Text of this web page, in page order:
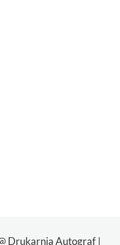
Drukarnia Autograf |